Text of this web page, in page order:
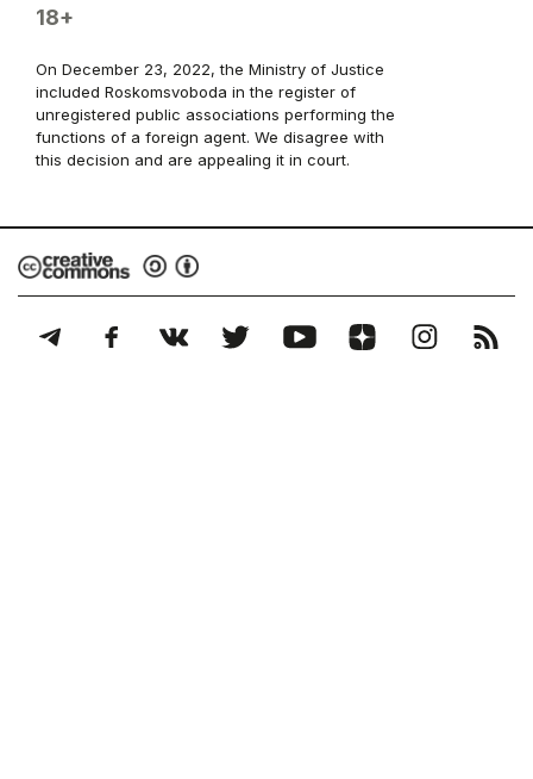
18+
On December 23, 2022, the Ministry of Justice
included Roskomsvoboda in the register of
unregistered public associations performing the
functions of a foreign agent. We disagree with
this decision and are appealing it in court.